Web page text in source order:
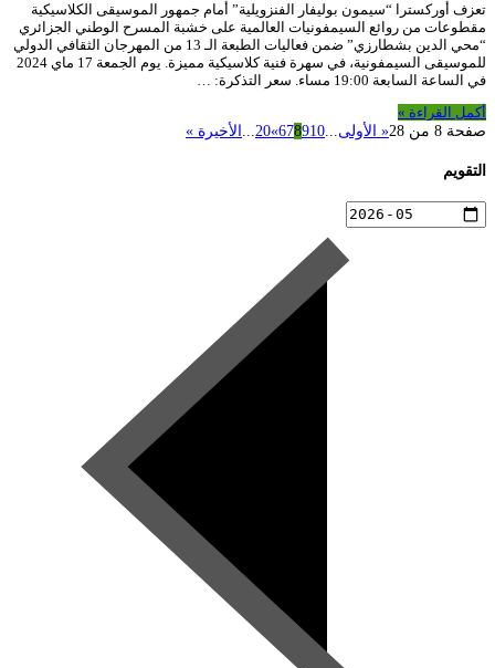
تعزف أوركسترا “سيمون بوليفار الفنزويلية” أمام جمهور الموسيقى الكلاسيكية
مقطوعات من روائع السيمفونيات العالمية على خشبة المسرح الوطني الجزائري
“محي الدين بشطارزي” ضمن فعاليات الطبعة الـ 13 من المهرجان الثقافي الدولي
للموسيقى السيمفونية، في سهرة فنية كلاسيكية مميزة. يوم الجمعة 17 ماي 2024
في الساعة السابعة 19:00 مساء. سعر التذكرة: …
أكمل القراءة »
صفحة 8 من 28
« الأولى...
678910
»
20
... الأخيرة »
التقويم